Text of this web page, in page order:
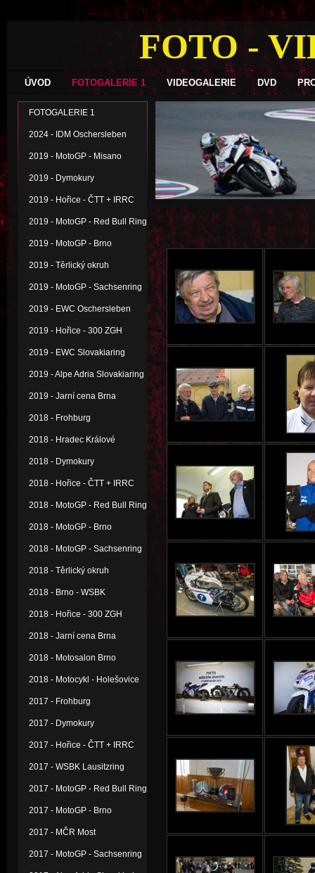
FOTO -
ÚVOD FOTOGALERIE 1 VIDEOGALERIE DVD
FOTOGALERIE 1
2024 - IDM Oschersleben
2019 - MotoGP - Misano
2019 - Dymokury
2019 - Hořice - ČTT + IRRC
2019 - MotoGP - Red Bull Ring
2019 - MotoGP - Brno
2019 - Těrlický okruh
2019 - MotoGP - Sachsenring
2019 - EWC Oschersleben
2019 - Hořice - 300 ZGH
2019 - EWC Slovakiaring
2019 - Alpe Adria Slovakiaring
2019 - Jarní cena Brna
2018 - Frohburg
2018 - Hradec Králové
2018 - Dymokury
2018 - Hořice - ČTT + IRRC
2018 - MotoGP - Red Bull Ring
2018 - MotoGP - Brno
2018 - MotoGP - Sachsenring
2018 - Těrlický okruh
2018 - Brno - WSBK
2018 - Hořice - 300 ZGH
2018 - Jarní cena Brna
2018 - Motosalon Brno
2018 - Motocykl - Holešovice
2017 - Frohburg
2017 - Dymokury
2017 - Hořice - ČTT + IRRC
2017 - WSBK Lausitzring
2017 - MotoGP - Red Bull Ring
2017 - MotoGP - Brno
2017 - MČR Most
2017 - MotoGP - Sachsenring